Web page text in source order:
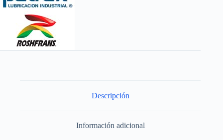
Descripción
Información adicional